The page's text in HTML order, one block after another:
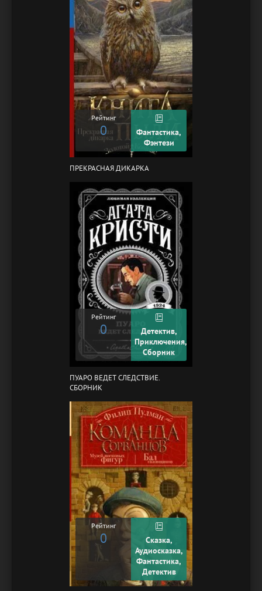
Рейтинг
0
Фантастика,
Фэнтези
ПРЕКРАСНАЯ ДИКАРКА
Рейтинг
0
Детектив,
Приключения,
Сборник
ПУАРО ВЕДЕТ СЛЕДСТВИЕ.
СБОРНИК
Рейтинг
0
Сказка,
Аудиосказка,
Фантастика,
Детектив